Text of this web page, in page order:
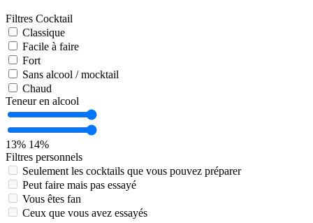
Filtres Cocktail
Classique
Facile à faire
Fort
Sans alcool / mocktail
Chaud
Teneur en alcool
13% 14%
Filtres personnels
Seulement les cocktails que vous pouvez préparer
Peut faire mais pas essayé
Vous êtes fan
Ceux que vous avez essayés